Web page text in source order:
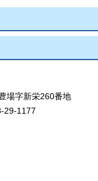
場字新栄260番地
29-1177